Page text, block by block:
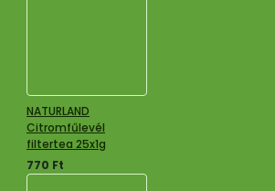
NATURLAND
Citromfűlevél
filtertea 25x1g
770 Ft